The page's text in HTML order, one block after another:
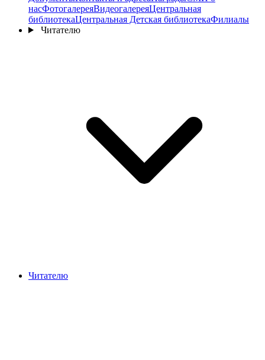
насФотогалереяВидеогалереяЦентральная
библиотекаЦентральная Детская библиотекаФилиалы
Читателю
Читателю